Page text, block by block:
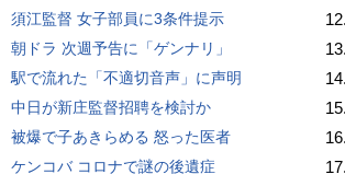
須江監督 女子部員に3条件提示
朝ドラ 次週予告に「ゲンナリ」
駅で流れた「不適切音声」に声明
中日が新庄監督招聘を検討か
被爆で子あきらめる 怒った医者
ケンコバ コロナで謎の後遺症
12.
13.
14.
15.
16.
17.